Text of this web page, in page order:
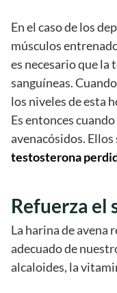
En el caso de los
músculos
es necesario que la
sanguíneas.
los niveles de esta
Es entonces
avenacósidos. Ellos
testosterona
Refuerza el
La harina de avena
adecuado de
alcaloides, la